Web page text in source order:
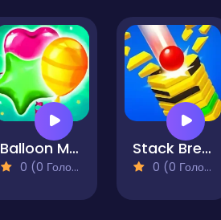
Balloon Match Color Match
0 (0 Голосів)
Stack Breaker 3D
0 (0 Голосів)